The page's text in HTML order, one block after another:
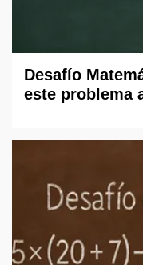
Desafío
este problema